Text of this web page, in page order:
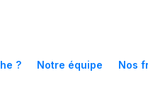
? Notre équipe Nos